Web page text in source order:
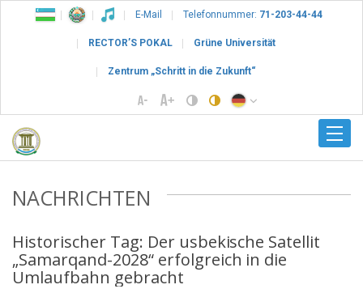
E-Mail Telefonnummer: 71-203-44-44
RECTOR’S POKAL Grüne Universität
Zentrum „Schritt in die Zukunft“
NACHRICHTEN
Historischer Tag: Der usbekische Satellit
„Samarqand-2028“ erfolgreich in die
Umlaufbahn gebracht